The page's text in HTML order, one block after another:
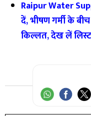
Raipur Water
दें, भीषण गर्मी के
किल्लत, देख लें